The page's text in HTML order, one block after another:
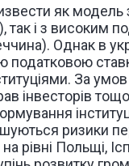
як модель
так і з високим
Однак в
податковою
За умов
інвесторів
ризики
рівні Польщі,